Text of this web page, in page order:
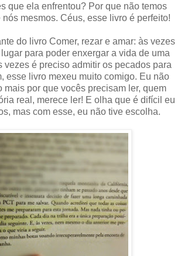
que ela enfrentou? Por que não temos
mesmos. Céus, esse livro é perfeito!
do livro Comer, rezar e amar: às vezes
para poder enxergar a vida de uma
vezes é preciso admitir os pecados para
esse livro mexeu muito comigo. Eu não
mais por que vocês precisam ler, quem
real, merece ler! E olha que é difícil eu
mas com esse, eu não tive escolha.